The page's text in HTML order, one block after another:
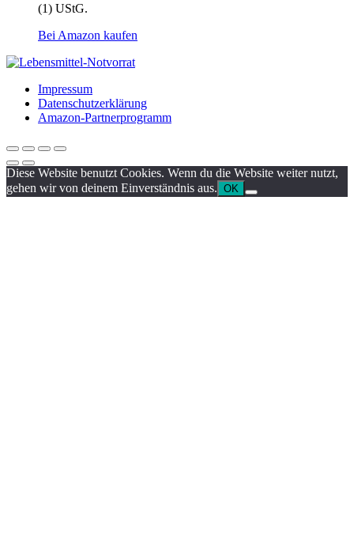
(1) UStG.
Bei Amazon kaufen
Impressum
Datenschutzerklärung
Amazon-Partnerprogramm
Diese Website benutzt Cookies. Wenn du die Website weiter nutzt,
gehen wir von deinem Einverständnis aus. OK